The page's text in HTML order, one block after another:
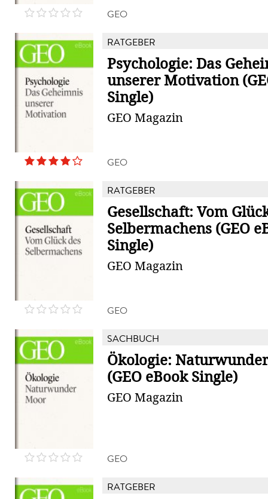
GEO
RATGEBER
Psychologie: Das
unserer Motivation
Single)
GEO Magazin
GEO
RATGEBER
Gesellschaft: Vom
Selbermachens (GEO
Single)
GEO Magazin
GEO
SACHBUCH
Ökologie:
(GEO eBook Single)
GEO Magazin
GEO
RATGEBER